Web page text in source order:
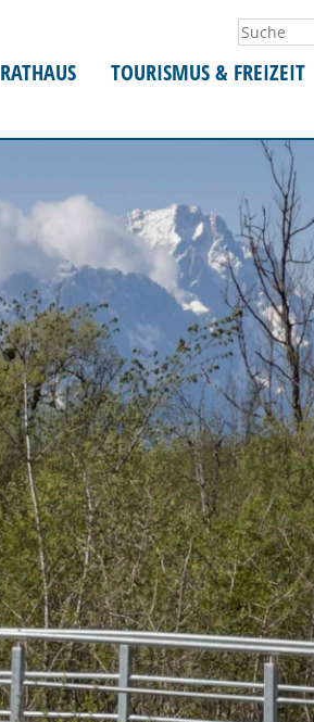
RATHAUS TOURISMUS & FREIZEIT